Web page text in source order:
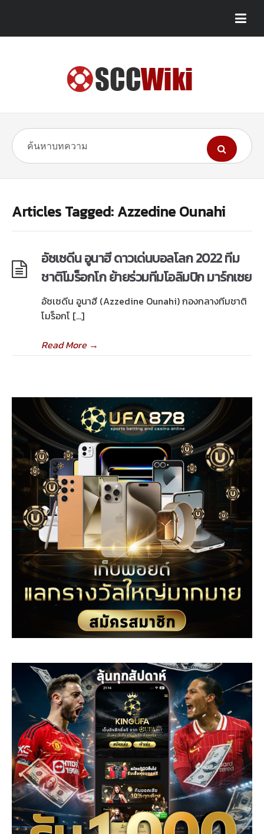
Articles Tagged: Azzedine Ounahi
อัซเซดีน อูนาฮี ดาวเด่นบอลโลก 2022 ทีม
ชาติโมร็อกโก ย้ายร่วมทีมโอลิมปิก มาร์กเซย
อัซเซดีน อูนาฮี (Azzedine Ounahi) กองกลางทีมชาติ
โมร็อกโ […]
Read More→